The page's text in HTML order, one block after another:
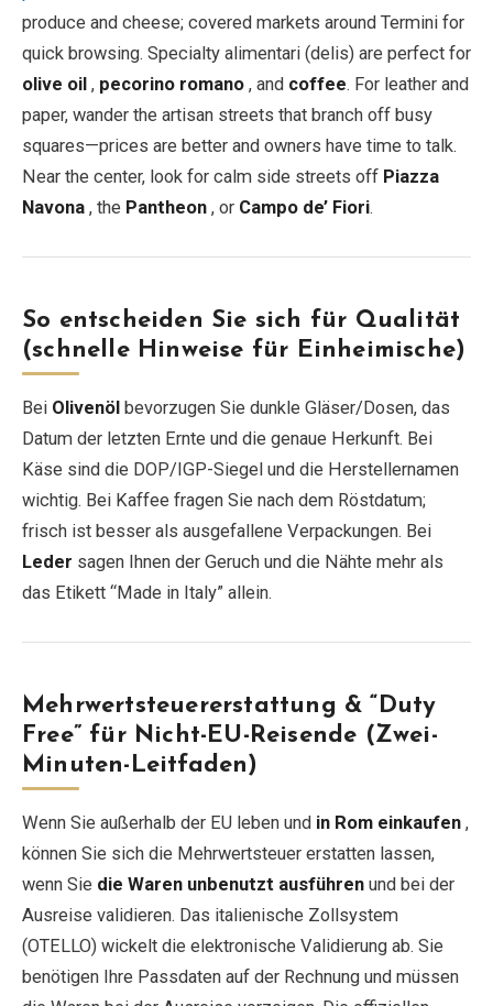
produce and cheese; covered markets around Termini for
quick browsing. Specialty alimentari (delis) are perfect for
olive oil , pecorino romano , and coffee. For leather and
paper, wander the artisan streets that branch off busy
squares—prices are better and owners have time to talk.
Near the center, look for calm side streets off Piazza
Navona , the Pantheon , or Campo de’ Fiori.
So entscheiden Sie sich für Qualität
(schnelle Hinweise für Einheimische)
Bei Olivenöl bevorzugen Sie dunkle Gläser/Dosen, das
Datum der letzten Ernte und die genaue Herkunft. Bei
Käse sind die DOP/IGP-Siegel und die Herstellernamen
wichtig. Bei Kaffee fragen Sie nach dem Röstdatum;
frisch ist besser als ausgefallene Verpackungen. Bei
Leder sagen Ihnen der Geruch und die Nähte mehr als
das Etikett “Made in Italy” allein.
Mehrwertsteuererstattung & “Duty
Free” für Nicht-EU-Reisende (Zwei-
Minuten-Leitfaden)
Wenn Sie außerhalb der EU leben und in Rom einkaufen ,
können Sie sich die Mehrwertsteuer erstatten lassen,
wenn Sie die Waren unbenutzt ausführen und bei der
Ausreise validieren. Das italienische Zollsystem
(OTELLO) wickelt die elektronische Validierung ab. Sie
benötigen Ihre Passdaten auf der Rechnung und müssen